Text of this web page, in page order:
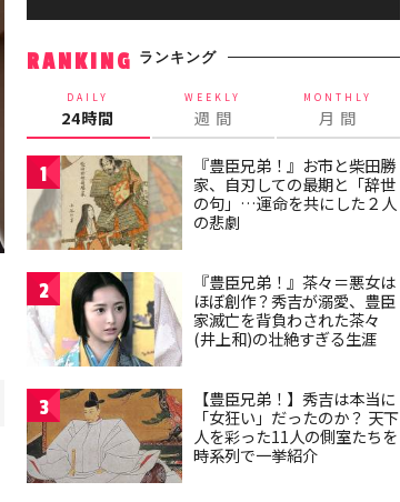
RANKING ランキング
DAILY
24時間
WEEKLY
週 間
MONTHLY
月 間
1
『豊臣兄弟！』お市と柴田勝
家、自刃しての最期と「辞世
の句」…運命を共にした２人
の悲劇
2
『豊臣兄弟！』茶々＝悪女は
ほぼ創作？秀吉が溺愛、豊臣
家滅亡を背負わされた茶々
(井上和)の壮絶すぎる生涯
3
【豊臣兄弟！】秀吉は本当に
「女狂い」だったのか？ 天下
人を彩った11人の側室たちを
時系列で一挙紹介